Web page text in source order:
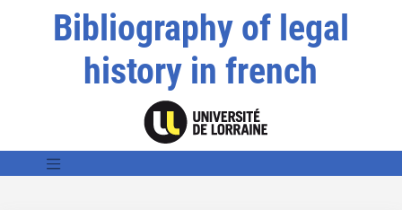
Bibliography of legal
history in french